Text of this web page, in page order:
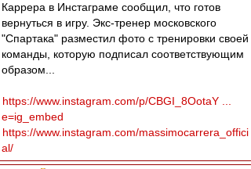
Каррера в Инстаграме сообщил, что готов
вернуться в игру. Экс-тренер московского
"Спартака" разместил фото с тренировки своей
команды, которую подписал соответствующим
образом...
https://www.instagram.com/p/CBGI_8OotaY ...
e=ig_embed
https://www.instagram.com/massimocarrera_offici
al/